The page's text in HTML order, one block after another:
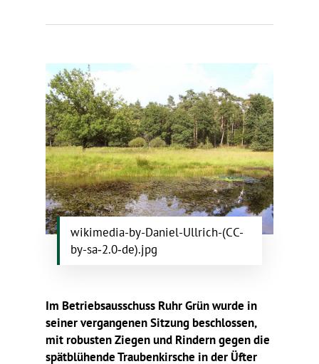
wikimedia-by-Daniel-Ullrich-(CC-
by-sa‑2.0‑de).jpg
Im Betriebs­aus­schuss Ruhr Grün wurde in
seiner vergan­genen Sitzung beschlossen,
mit robusten Ziegen und Rindern gegen die
spät­blü­hende Trau­ben­kir­sche in der Üfter